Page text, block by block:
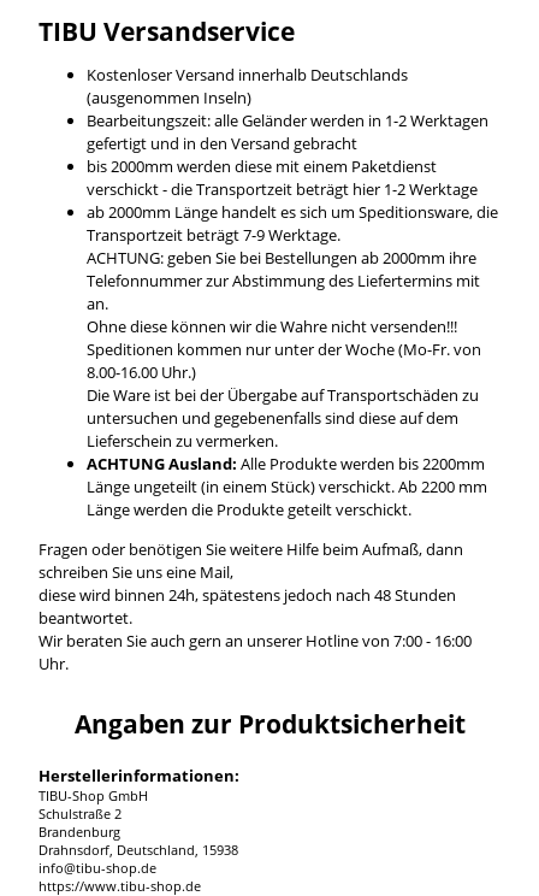
TIBU Versandservice
Kostenloser Versand innerhalb Deutschlands
(ausgenommen Inseln)
Bearbeitungszeit: alle Geländer werden in 1-2 Werktagen
gefertigt und in den Versand gebracht
bis 2000mm werden diese mit einem Paketdienst
verschickt - die Transportzeit beträgt hier 1-2 Werktage
ab 2000mm Länge handelt es sich um Speditionsware, die
Transportzeit beträgt 7-9 Werktage.
ACHTUNG: geben Sie bei Bestellungen ab 2000mm ihre
Telefonnummer zur Abstimmung des Liefertermins mit
an.
Ohne diese können wir die Wahre nicht versenden!!!
Speditionen kommen nur unter der Woche (Mo-Fr. von
8.00-16.00 Uhr.)
Die Ware ist bei der Übergabe auf Transportschäden zu
untersuchen und gegebenenfalls sind diese auf dem
Lieferschein zu vermerken.
ACHTUNG Ausland: Alle Produkte werden bis 2200mm
Länge ungeteilt (in einem Stück) verschickt. Ab 2200 mm
Länge werden die Produkte geteilt verschickt.
Fragen oder benötigen Sie weitere Hilfe beim Aufmaß, dann
schreiben Sie uns eine Mail,
diese wird binnen 24h, spätestens jedoch nach 48 Stunden
beantwortet.
Wir beraten Sie auch gern an unserer Hotline von 7:00 - 16:00
Uhr.
Angaben zur Produktsicherheit
Herstellerinformationen:
TIBU-Shop GmbH
Schulstraße 2
Brandenburg
Drahnsdorf, Deutschland, 15938
info@tibu-shop.de
https://www.tibu-shop.de